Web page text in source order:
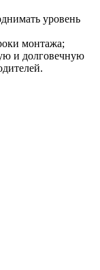
уровень
монтажа;
и долговечную